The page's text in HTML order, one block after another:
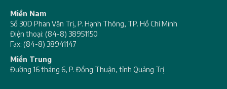
Miền Nam
Số 30D Phan Văn Trị, P. Hạnh Thông, TP. Hồ Chí Minh
Điện thoại: (84-8) 38951150
Fax: (84-8) 38941147
Miền Trung
Đường 16 tháng 6, P. Đồng Thuận, tỉnh Quảng Trị